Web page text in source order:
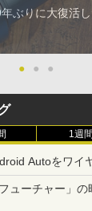
ぶりに大復活
● ● ●
1週間
Autoをワイ
ューチャー」